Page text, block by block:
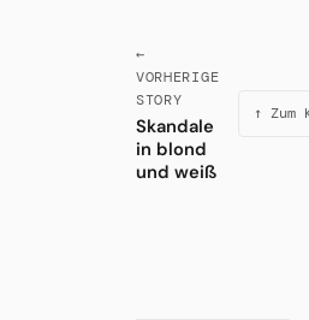
←
VORHERIGE
STORY
Skandale
in blond
und weiß
↑